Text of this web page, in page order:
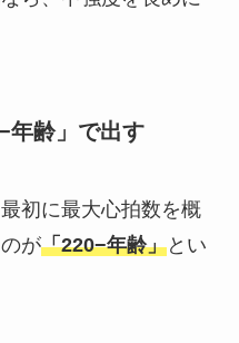
年齢」で出す
初に最大心拍数を概
が「220−年齢」とい